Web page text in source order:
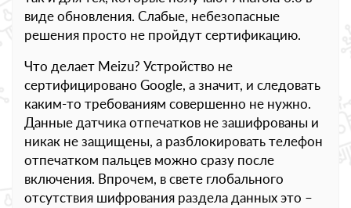
виде обновления. Слабые, небезопасные
решения просто не пройдут сертификацию.
Что делает Meizu? Устройство не
сертифицировано Google, а значит, и следовать
каким-то требованиям совершенно не нужно.
Данные датчика отпечатков не зашифрованы и
никак не защищены, а разблокировать телефон
отпечатком пальцев можно сразу после
включения. Впрочем, в свете глобального
отсутствия шифрования раздела данных это –